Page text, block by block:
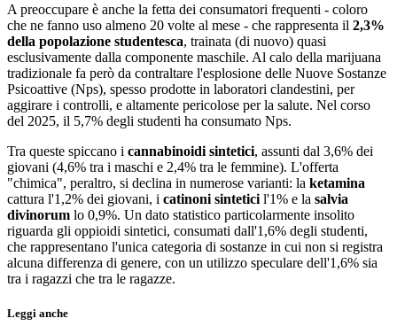
A preoccupare è anche la fetta dei consumatori frequenti - coloro
che ne fanno uso almeno 20 volte al mese - che rappresenta il 2,3%
della popolazione studentesca, trainata (di nuovo) quasi
esclusivamente dalla componente maschile. Al calo della marijuana
tradizionale fa però da contraltare l'esplosione delle Nuove Sostanze
Psicoattive (Nps), spesso prodotte in laboratori clandestini, per
aggirare i controlli, e altamente pericolose per la salute. Nel corso
del 2025, il 5,7% degli studenti ha consumato Nps.
Tra queste spiccano i cannabinoidi sintetici, assunti dal 3,6% dei
giovani (4,6% tra i maschi e 2,4% tra le femmine). L'offerta
"chimica", peraltro, si declina in numerose varianti: la ketamina
cattura l'1,2% dei giovani, i catinoni sintetici l'1% e la salvia
divinorum lo 0,9%. Un dato statistico particolarmente insolito
riguarda gli oppioidi sintetici, consumati dall'1,6% degli studenti,
che rappresentano l'unica categoria di sostanze in cui non si registra
alcuna differenza di genere, con un utilizzo speculare dell'1,6% sia
tra i ragazzi che tra le ragazze.
Leggi anche